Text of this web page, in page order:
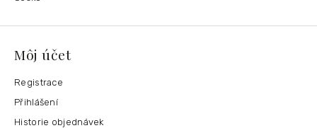
Môj účet
Registrace
Přihlášení
Historie objednávek